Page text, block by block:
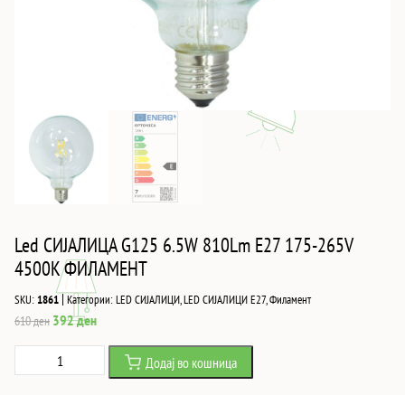
Led СИJАЛИЦА G125 6.5W 810Lm E27 175-265V
4500K ФИЛАМЕНТ
SKU:1861|Категории:LED СИЈАЛИЦИ,LED СИЈАЛИЦИ Е27,Филамент
610ден Original
was:
392денCurrent
price
392 ден.
СИJАЛИЦА
Додај во кошница